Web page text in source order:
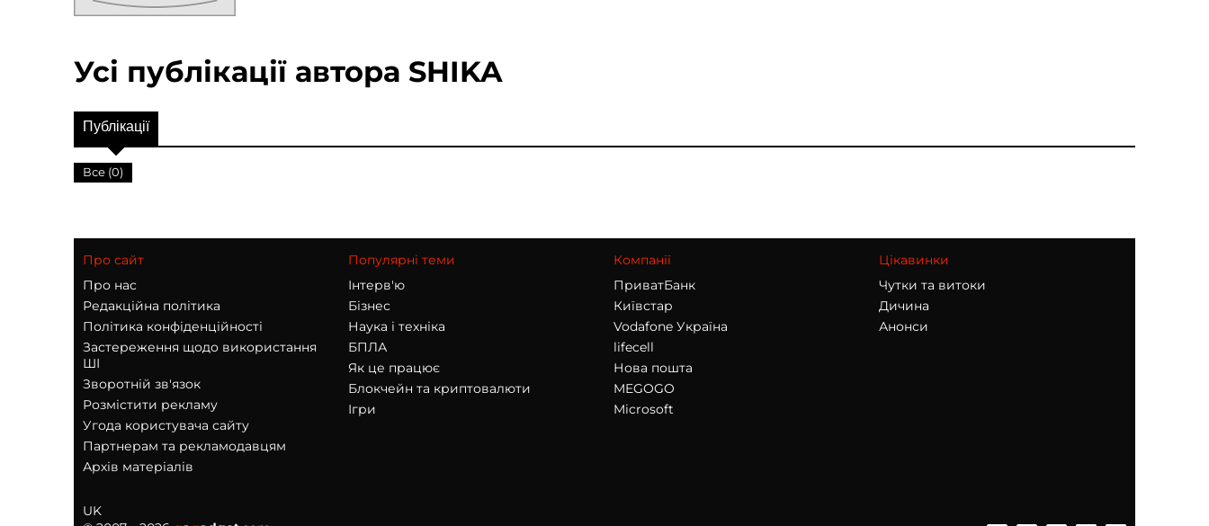
Усі публікації автора SHIKA
Публікації
Все (0)
Про сайт
Про нас
Редакційна політика
Політика конфіденційності
Застереження щодо використання
ШІ
Зворотній зв'язок
Розмістити рекламу
Угода користувача сайту
Партнерам та рекламодавцям
Архів матеріалів
Популярні теми
Інтерв'ю
Бізнес
Наука і техніка
БПЛА
Як це працює
Блокчейн та криптовалюти
Ігри
Компанії
ПриватБанк
Київстар
Vodafone Україна
lifecell
Нова пошта
MEGOGO
Microsoft
Цікавинки
Чутки та витоки
Дичина
Анонси
UK